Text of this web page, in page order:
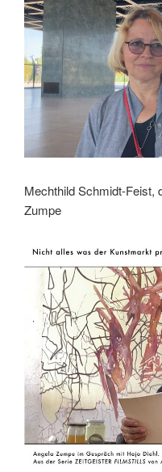
Mechthild Schmidt-Feist,
Zumpe